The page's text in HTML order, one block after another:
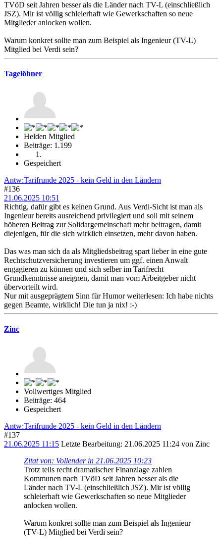
TVöD seit Jahren besser als die Länder nach TV-L (einschließlich
JSZ). Mir ist völlig schleierhaft wie Gewerkschaften so neue
Mitglieder anlocken wollen.
Warum konkret sollte man zum Beispiel als Ingenieur (TV-L)
Mitglied bei Verdi sein?
Tagelöhner
Helden Mitglied
Beiträge: 1.199
Gespeichert
Antw:Tarifrunde 2025 - kein Geld in den Ländern
#136
21.06.2025 10:51
Richtig, dafür gibt es keinen Grund. Aus Verdi-Sicht ist man als
Ingenieur bereits ausreichend privilegiert und soll mit seinem
höheren Beitrag zur Solidargemeinschaft mehr beitragen, damit
diejenigen, für die sich wirklich einsetzen, mehr davon haben.
Das was man sich da als Mitgliedsbeitrag spart lieber in eine gute
Rechtschutzversicherung investieren um ggf. einen Anwalt
engagieren zu können und sich selber im Tarifrecht
Grundkenntnisse aneignen, damit man vom Arbeitgeber nicht
übervorteilt wird.
Nur mit ausgeprägtem Sinn für Humor weiterlesen: Ich habe nichts
gegen Beamte, wirklich! Die tun ja nix! :-)
Zinc
Vollwertiges Mitglied
Beiträge: 464
Gespeichert
Antw:Tarifrunde 2025 - kein Geld in den Ländern
#137
21.06.2025 11:15 Letzte Bearbeitung: 21.06.2025 11:24 von Zinc
Zitat von: Vollender in 21.06.2025 10:23
Trotz teils recht dramatischer Finanzlage zahlen
Kommunen nach TVöD seit Jahren besser als die
Länder nach TV-L (einschließlich JSZ). Mir ist völlig
schleierhaft wie Gewerkschaften so neue Mitglieder
anlocken wollen.
Warum konkret sollte man zum Beispiel als Ingenieur
(TV-L) Mitglied bei Verdi sein?